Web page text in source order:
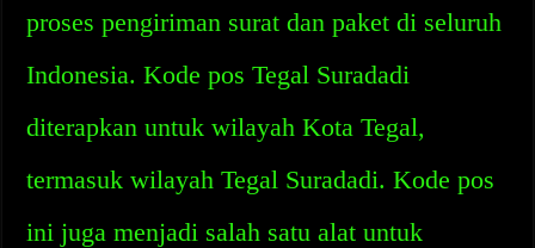
proses pengiriman surat dan paket di seluruh
Indonesia. Kode pos Tegal Suradadi
diterapkan untuk wilayah Kota Tegal,
termasuk wilayah Tegal Suradadi. Kode pos
ini juga menjadi salah satu alat untuk